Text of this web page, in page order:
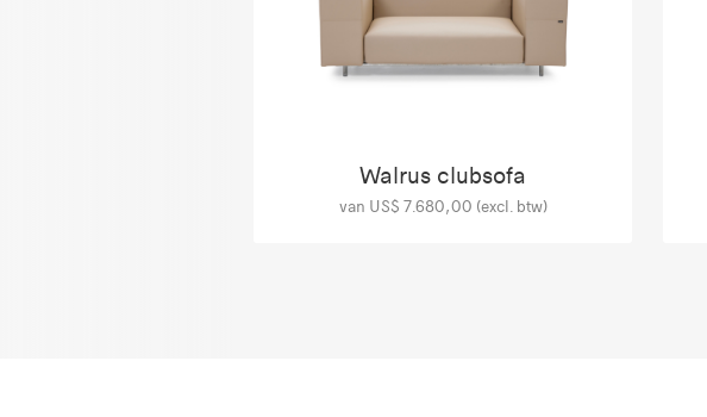
Walrus clubsofa
van US$ 7.680,00 (excl. btw)